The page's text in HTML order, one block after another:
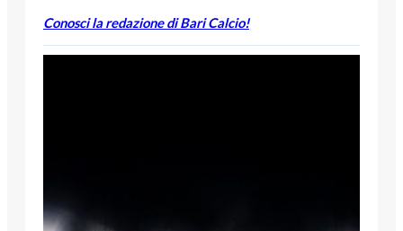
Conosci la redazione di Bari Calcio!